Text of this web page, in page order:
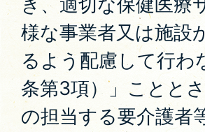
様な事業者又は施設
るよう配慮して行わ
条第3項）」ことと
の担当する要介護者